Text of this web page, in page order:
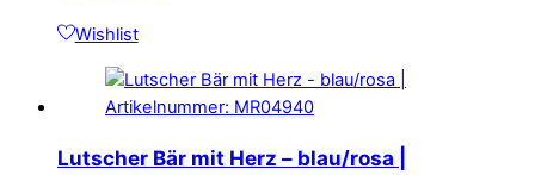
Wishlist
Lutscher Bär mit Herz – blau/rosa |